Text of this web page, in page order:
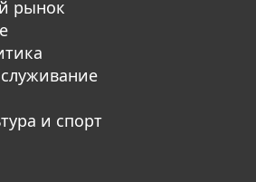
рынок
и спорт